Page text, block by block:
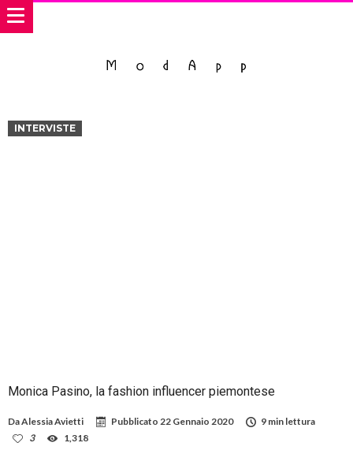
INTERVISTE
Monica Pasino, la fashion influencer piemontese
DaAlessia Avietti Pubblicato 22 Gennaio 2020
9 min lettura
3
1,318